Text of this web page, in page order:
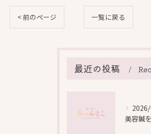
< 前のページ 一覧に戻る
最近の投稿